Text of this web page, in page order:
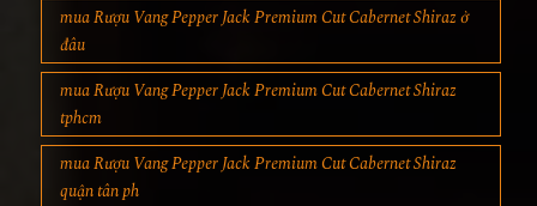
mua Rượu Vang Pepper Jack Premium Cut Cabernet Shiraz ở
đâu
mua Rượu Vang Pepper Jack Premium Cut Cabernet Shiraz
tphcm
mua Rượu Vang Pepper Jack Premium Cut Cabernet Shiraz
quận tân ph